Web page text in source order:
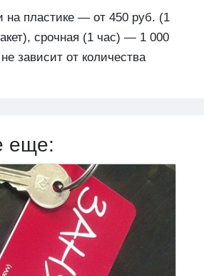
на пластике — от 450 руб. (1
срочная (1 час) — 1 000
зависит от количества
еще: